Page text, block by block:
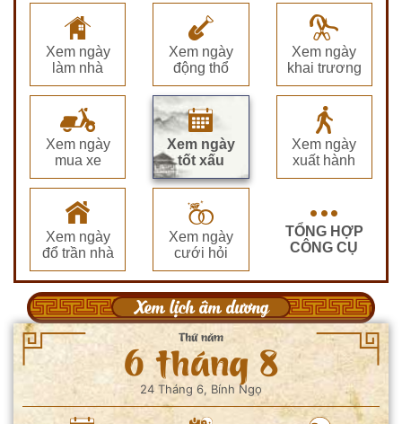
Xem ngày
làm nhà
Xem ngày
động thổ
Xem ngày
khai trương
Xem ngày
mua xe
Xem ngày
tốt xấu
Xem ngày
xuất hành
Xem ngày
đổ trần nhà
Xem ngày
cưới hỏi
TỔNG HỢP
CÔNG CỤ
Xem lịch âm dương
Thứ năm
6 tháng 8
24 Tháng 6, Bính Ngọ